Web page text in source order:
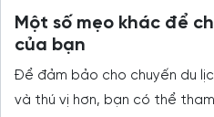
Một số mẹo khác để
của bạn
Để đảm bảo cho chuyến du
và thú vị hơn, bạn có thể